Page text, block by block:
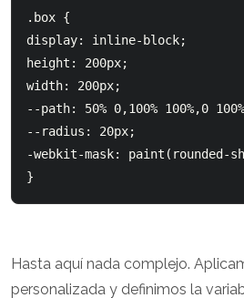
.box {
display: inline-block;
height: 200px;
width: 200px;
--path: 50% 0,100% 100%,0
--radius: 20px;
-webkit-mask: paint(rounded-
}
Hasta aquí nada complejo.
personalizada y definimos la